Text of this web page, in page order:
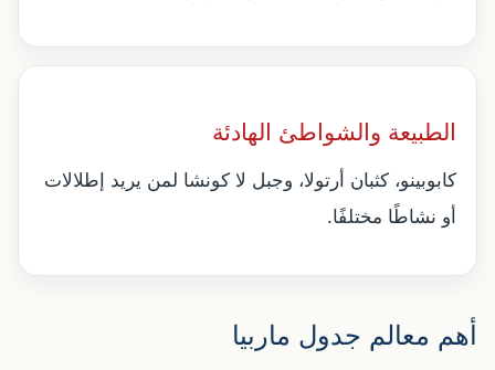
الطبيعة والشواطئ الهادئة
كابوبينو، كثبان أرتولا، وجبل لا كونشا لمن يريد إطلالات
أو نشاطًا مختلفًا.
أهم معالم جدول ماربيا